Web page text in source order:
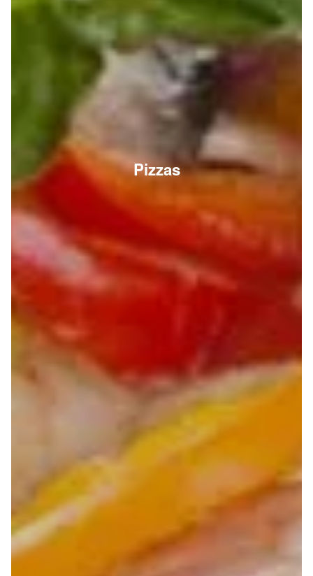
Pizzas